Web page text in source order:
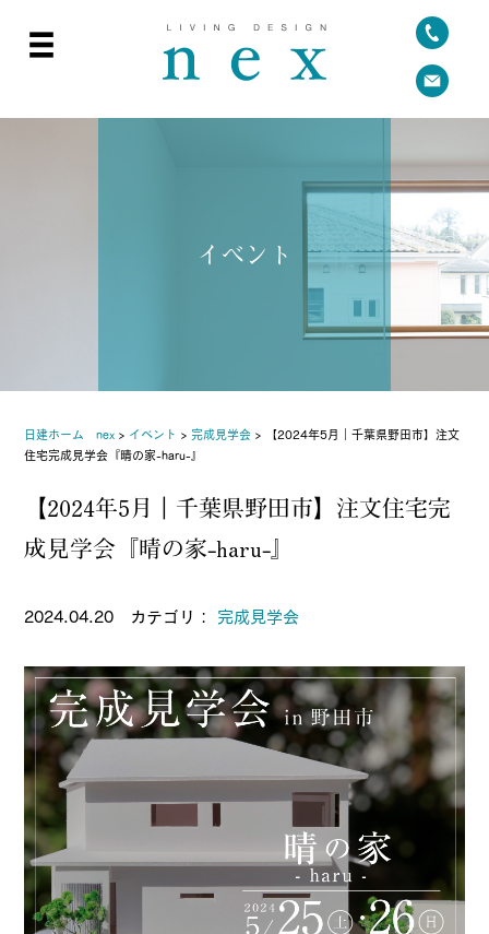
イベント
日建ホーム nex > イベント > 完成見学会 >
【2024年5月｜千葉県野田市】注文
住宅完成見学会『晴の家-haru-』
【2024年5月｜千葉県野田市】注文住宅完
成見学会『晴の家-haru-』
2024.04.20 カテゴリ： 完成見学会